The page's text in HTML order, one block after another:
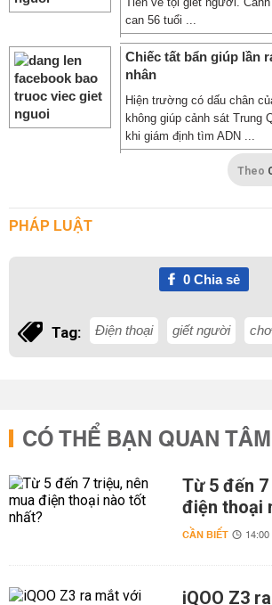
can 56 tuổi ...
Chiếc tất bẩn giúp lần
nhân
Hiện trường có dấu chân
không giúp cảnh sát Trung
khi giám định tìm ADN ...
Theo
PHÁP LUẬT
0Chia sẻ
Tag: Điện thoại giết người
CÓ THỂ BẠN QUAN TÂM
Từ 5 đến
điện thoại
CẦN BIẾT
iQOO Z3